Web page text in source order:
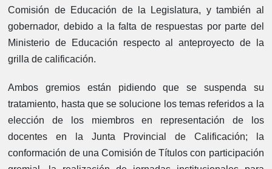
Comisión de Educación de la Legislatura, y también al
gobernador, debido a la falta de respuestas por parte del
Ministerio de Educación respecto al anteproyecto de la
grilla de calificación.
Ambos gremios están pidiendo que se suspenda su
tratamiento, hasta que se solucione los temas referidos a la
elección de los miembros en representación de los
docentes en la Junta Provincial de Calificación; la
conformación de una Comisión de Títulos con participación